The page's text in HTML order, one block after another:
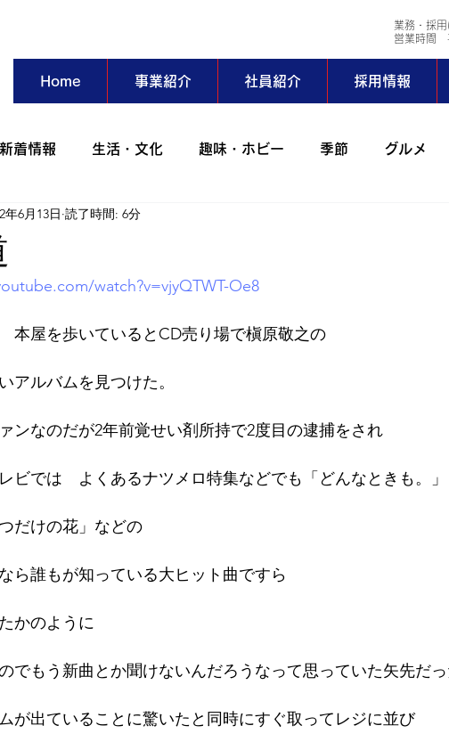
業務・採
営業時間
Home 事業紹介 社員紹介 採用情報
新着情報 生活・文化 趣味・ホビー 季節 グルメ
ア 会社行事
ワダーツ部 AIWAホッとステーション
2016年
年6月13日 読了時間: 6分
watch?v=vjyQTWT-Oe8
本屋を歩いているとCD売り場で槇原敬之の
アルバムを見つけた。
ンなのだが2年前覚せい剤所持で2度目の逮捕をされ
ビでは　よくあるナツメロ特集などでも「どんなときも。」
だけの花」などの
ら誰もが知っている大ヒット曲ですら
かのように
でもう新曲とか聞けないんだろうなって思っていた矢先だ
が出ていることに驚いたと同時にすぐ取ってレジに並び